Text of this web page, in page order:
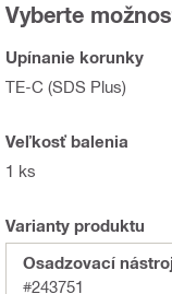
Vyberte
Upínanie korunky
TE-C (SDS Plus)
Veľkosť balenia
1 ks
Varianty produktu
Osadzovací
#243751